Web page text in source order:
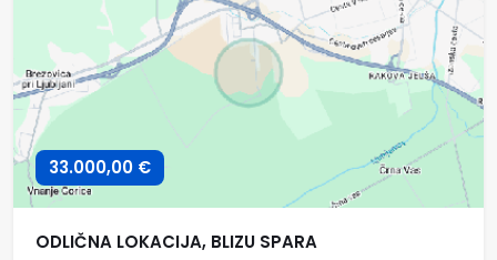
33.000,00 €
ODLIČNA LOKACIJA, BLIZU SPARA